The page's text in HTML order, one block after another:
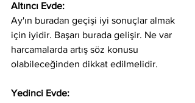
Altıncı Evde:
Ay'ın buradan geçişi iyi sonuçlar almak
için iyidir. Başarı burada gelişir. Ne var
harcamalarda artış söz konusu
olabileceğinden dikkat edilmelidir.
Yedinci Evde: